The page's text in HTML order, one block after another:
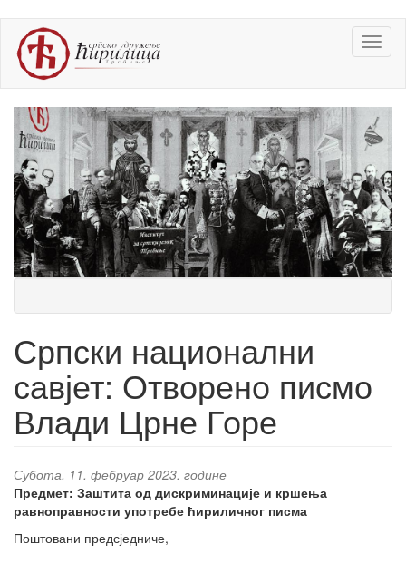
main
content
Српски национални
савјет: Отворено писмо
Влади Црне Горе
Субота, 11. фебруар 2023. године
Предмет: Заштита од дискриминације и кршења
равноправности употребе ћириличног писма
Поштовани предсједниче,